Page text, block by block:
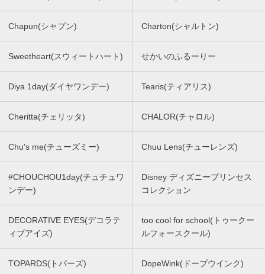
Chapun(シャプン) Charton(シャルトン)
Sweetheart(スウィートハート) せかいのふるーりー
Diya 1day(ダイヤワンデー) Tearis(ティアリス)
Cheritta(チェリッタ) CHALOR(チャロル)
Chu's me(チューズミー) Chuu Lens(チューレンズ)
#CHOUCHOU1day(チュチュワ
ンデー)
Disney ディズニープリンセス
コレクション
DECORATIVE EYES(デコラテ
ィブアイズ)
too cool for school(トゥークー
ルフォースクール)
TOPARDS(トパーズ) DopeWink(ドープウインク)